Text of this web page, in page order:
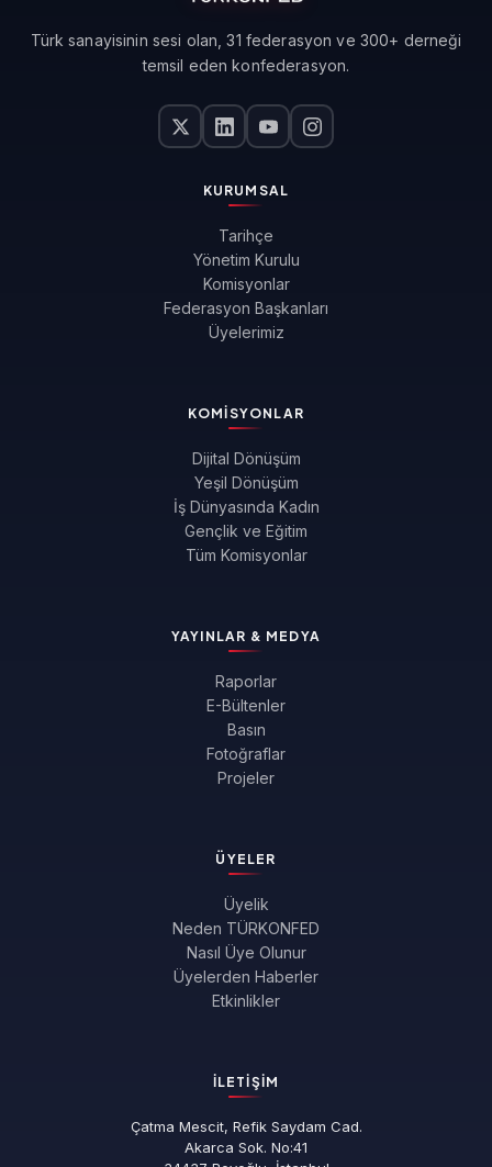
Türk sanayisinin sesi olan, 31 federasyon ve 300+ derneği
temsil eden konfederasyon.
KURUMSAL
Tarihçe
Yönetim Kurulu
Komisyonlar
Federasyon Başkanları
Üyelerimiz
KOMISYONLAR
Dijital Dönüşüm
Yeşil Dönüşüm
İş Dünyasında Kadın
Gençlik ve Eğitim
Tüm Komisyonlar
YAYINLAR & MEDYA
Raporlar
E-Bültenler
Basın
Fotoğraflar
Projeler
ÜYELER
Üyelik
Neden TÜRKONFED
Nasıl Üye Olunur
Üyelerden Haberler
Etkinlikler
İLETIŞIM
Çatma Mescit, Refik Saydam Cad.
Akarca Sok. No:41